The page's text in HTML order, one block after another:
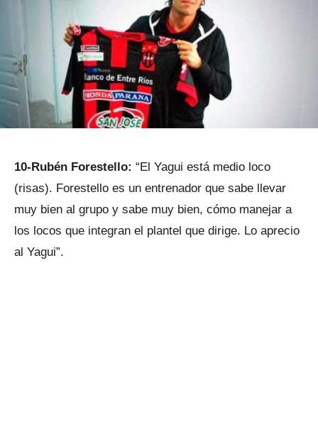
10-Rubén Forestello: “El Yagui está medio loco
(risas). Forestello es un entrenador que sabe llevar
muy bien al grupo y sabe muy bien, cómo manejar a
los locos que integran el plantel que dirige. Lo aprecio
al Yagui”.